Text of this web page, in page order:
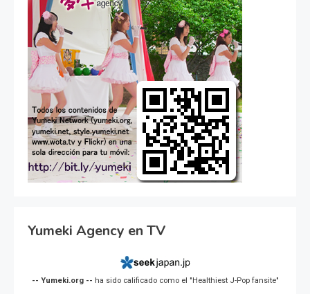
Yumeki Agency en TV
-- Yumeki.org -- ha sido calificado como el "Healthiest J-Pop fansite"